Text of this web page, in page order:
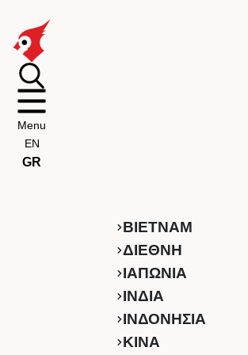
EN
GR
Menu
ΒΙΕΤΝΑΜ
ΔΙΕΘΝΗ
ΙΑΠΩΝΙΑ
ΙΝΔΙΑ
ΙΝΔΟΝΗΣΙΑ
ΚINA